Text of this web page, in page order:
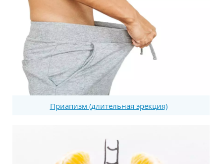
Приапизм (длительная эрекция)